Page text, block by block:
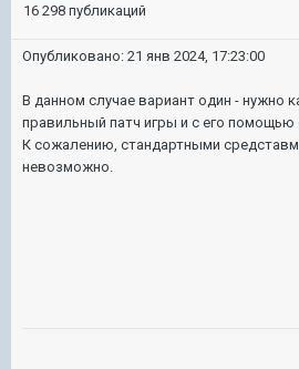
16 298 публикаций
Опубликовано: 21 янв 2024, 17:23:00
В данном случае вариант один - нужно
правильный патч игры и с его помощью
К сожалению, стандартными
невозможно.